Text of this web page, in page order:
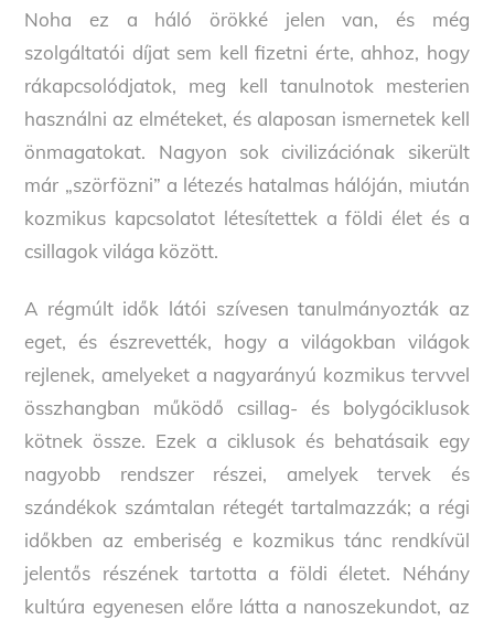
Noha ez a háló örökké jelen van, és még
szolgáltatói díjat sem kell fizetni érte, ahhoz, hogy
rákapcsolódjatok, meg kell tanulnotok mesterien
használni az elméteket, és alaposan ismernetek kell
önmagatokat. Nagyon sok civilizációnak sikerült
már „szörfözni” a létezés hatalmas hálóján, miután
kozmikus kapcsolatot létesítettek a földi élet és a
csillagok világa között.
A régmúlt idők látói szívesen tanulmányozták az
eget, és észrevették, hogy a világokban világok
rejlenek, amelyeket a nagyarányú kozmikus tervvel
összhangban működő csillag- és bolygóciklusok
kötnek össze. Ezek a ciklusok és behatásaik egy
nagyobb rendszer részei, amelyek tervek és
szándékok számtalan rétegét tartalmazzák; a régi
időkben az emberiség e kozmikus tánc rendkívül
jelentős részének tartotta a földi életet. Néhány
kultúra egyenesen előre látta a nanoszekundot, az